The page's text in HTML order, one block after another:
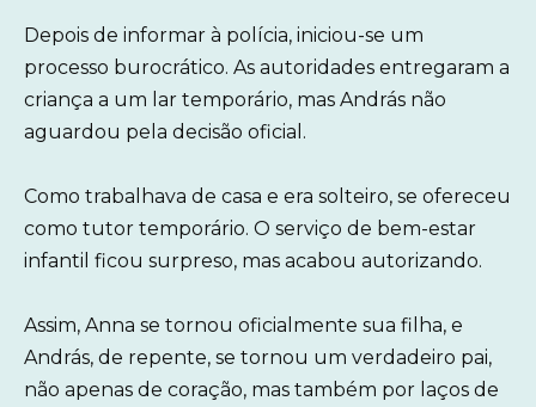
Depois de informar à polícia, iniciou-se um
processo burocrático. As autoridades entregaram a
criança a um lar temporário, mas András não
aguardou pela decisão oficial.
Como trabalhava de casa e era solteiro, se ofereceu
como tutor temporário. O serviço de bem-estar
infantil ficou surpreso, mas acabou autorizando.
Assim, Anna se tornou oficialmente sua filha, e
András, de repente, se tornou um verdadeiro pai,
não apenas de coração, mas também por laços de